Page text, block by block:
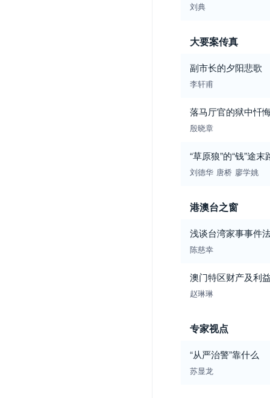
刘典
大要案传真
副市长的夕阳悲歌
李轩甫
落马厅官的狱中忏
殷晓章
“草原狼”的“钱”途末
刘德华 唐桥 廖学姚
港澳台之窗
浅谈台湾家事事件
陈慈幸
澳门特区财产及利
赵琳琳
专家视点
“从严治警”靠什么
苏显龙